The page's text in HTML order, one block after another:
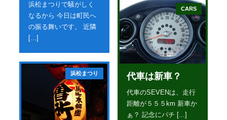
浜松まつりで騒がしく
なるから 今日は町民へ
の振る舞いです。 近隣
[...]
浜松まつり
CARS
代車は新車？
代車のSEVENは、走行
距離が５５５km 新車か
ぁ？ 記念にパチ [...]